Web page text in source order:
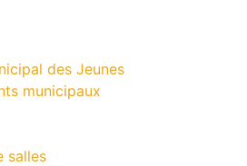
des Jeunes
municipaux
salles